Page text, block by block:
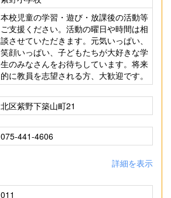
本校児童の学習・遊び・放課後の活動等
ご支援ください。活動の曜日や時間は相
談させていただきます。元気いっぱい、
笑顔いっぱい、子どもたちが大好きな学
生のみなさんをお待ちしています。将来
的に教員を志望される方、大歓迎です。
北区紫野下築山町21
075-441-4606
詳細を表示
011